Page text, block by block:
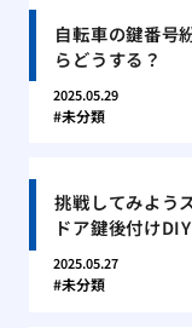
自転車の鍵番号
らどうする？
2025.05.29
未分類
挑戦してみよう
ドア鍵後付けDIY
2025.05.27
未分類